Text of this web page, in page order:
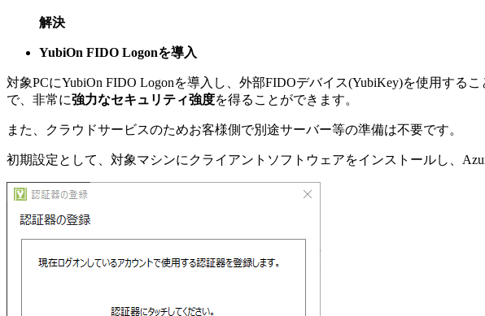
解決
YubiOn FIDO Logonを導入
対象PCにYubiOn FIDO Logonを導入し、外部FIDOデバイス(YubiKey)を使用する
で、非常に強力なセキュリティ強度を得ることができます。
また、クラウドサービスのためお客様側で別途サーバー等の準備は不要です。
初期設定として、対象マシンにクライアントソフトウェアをインストールし、